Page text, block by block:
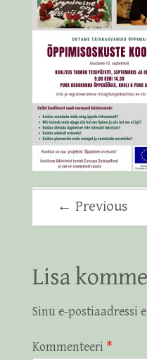
← Previous
Lisa
Sinu e-postiaadressi
Kommenteeri *